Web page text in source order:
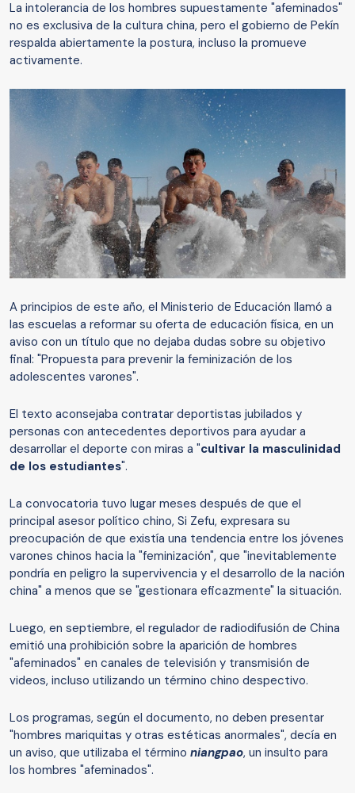
La intolerancia de los hombres supuestamente "afeminados"
no es exclusiva de la cultura china, pero el gobierno de Pekín
respalda abiertamente la postura, incluso la promueve
activamente.
A principios de este año, el Ministerio de Educación llamó a
las escuelas a reformar su oferta de educación física, en un
aviso con un título que no dejaba dudas sobre su objetivo
final: "Propuesta para prevenir la feminización de los
adolescentes varones".
El texto aconsejaba contratar deportistas jubilados y
personas con antecedentes deportivos para ayudar a
desarrollar el deporte con miras a "cultivar la masculinidad
de los estudiantes".
La convocatoria tuvo lugar meses después de que el
principal asesor político chino, Si Zefu, expresara su
preocupación de que existía una tendencia entre los jóvenes
varones chinos hacia la "feminización", que "inevitablemente
pondría en peligro la supervivencia y el desarrollo de la nación
china" a menos que se "gestionara eficazmente" la situación.
Luego, en septiembre, el regulador de radiodifusión de China
emitió una prohibición sobre la aparición de hombres
"afeminados" en canales de televisión y transmisión de
videos, incluso utilizando un término chino despectivo.
Los programas, según el documento, no deben presentar
"hombres mariquitas y otras estéticas anormales", decía en
un aviso, que utilizaba el término niangpao, un insulto para
los hombres "afeminados".